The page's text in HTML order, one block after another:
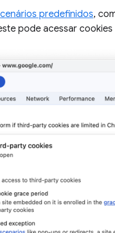
cenários predefinidos,
pode acessar